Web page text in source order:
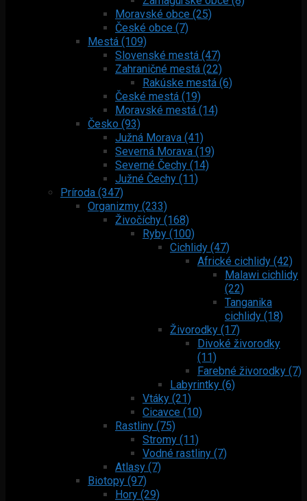
Moravské obce (25)
České obce (7)
Mestá (109)
Slovenské mestá (47)
Zahraničné mestá (22)
Rakúske mestá (6)
České mestá (19)
Moravské mestá (14)
Česko (93)
Južná Morava (41)
Severná Morava (19)
Severné Čechy (14)
Južné Čechy (11)
Príroda (347)
Organizmy (233)
Živočíchy (168)
Ryby (100)
Cichlidy (47)
Africké cichlidy (42)
Malawi cichlidy
(22)
Tanganika
cichlidy (18)
Živorodky (17)
Divoké živorodky
(11)
Farebné živorodky (7)
Labyrintky (6)
Vtáky (21)
Cicavce (10)
Rastliny (75)
Stromy (11)
Vodné rastliny (7)
Atlasy (7)
Biotopy (97)
Hory (29)